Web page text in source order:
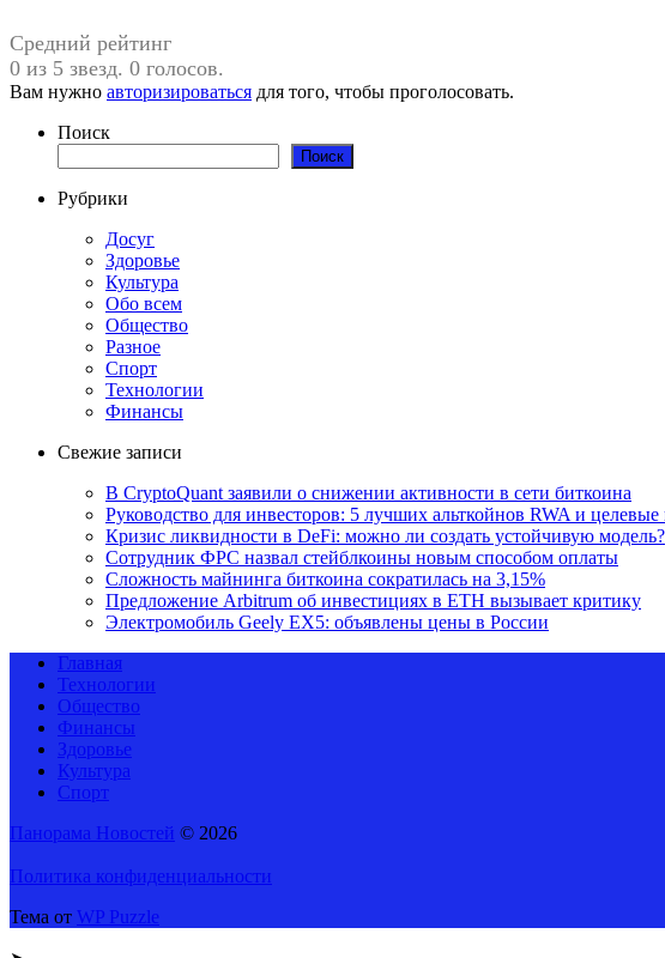
Средний рейтинг
0 из 5 звезд. 0 голосов.
Вам нужно авторизироваться для того, чтобы проголосовать.
Поиск
Поиск
Рубрики
Досуг
Здоровье
Культура
Обо всем
Общество
Разное
Спорт
Технологии
Финансы
Свежие записи
В CryptoQuant заявили о снижении активности в сети биткоина
Руководство для инвесторов: 5 лучших альткойнов RWA и
Кризис ликвидности в DeFi: можно ли создать устойчивую модель?
Сотрудник ФРС назвал стейблкоины новым способом оплаты
Сложность майнинга биткоина сократилась на 3,15%
Предложение Arbitrum об инвестициях в ETH вызывает критику
Электромобиль Geely EX5: объявлены цены в России
Главная
Технологии
Общество
Финансы
Здоровье
Культура
Спорт
Панорама Новостей © 2026
Политика конфиденциальности
Тема от WP Puzzle